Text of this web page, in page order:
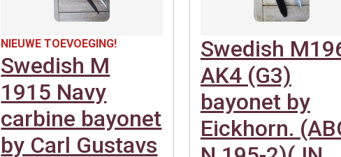
NIEUWE TOEVOEGING!
Swedish M
1915 Navy
carbine bayonet
by Carl Gustavs
Swedish
AK4 (G3)
bayonet by
Eickhorn.